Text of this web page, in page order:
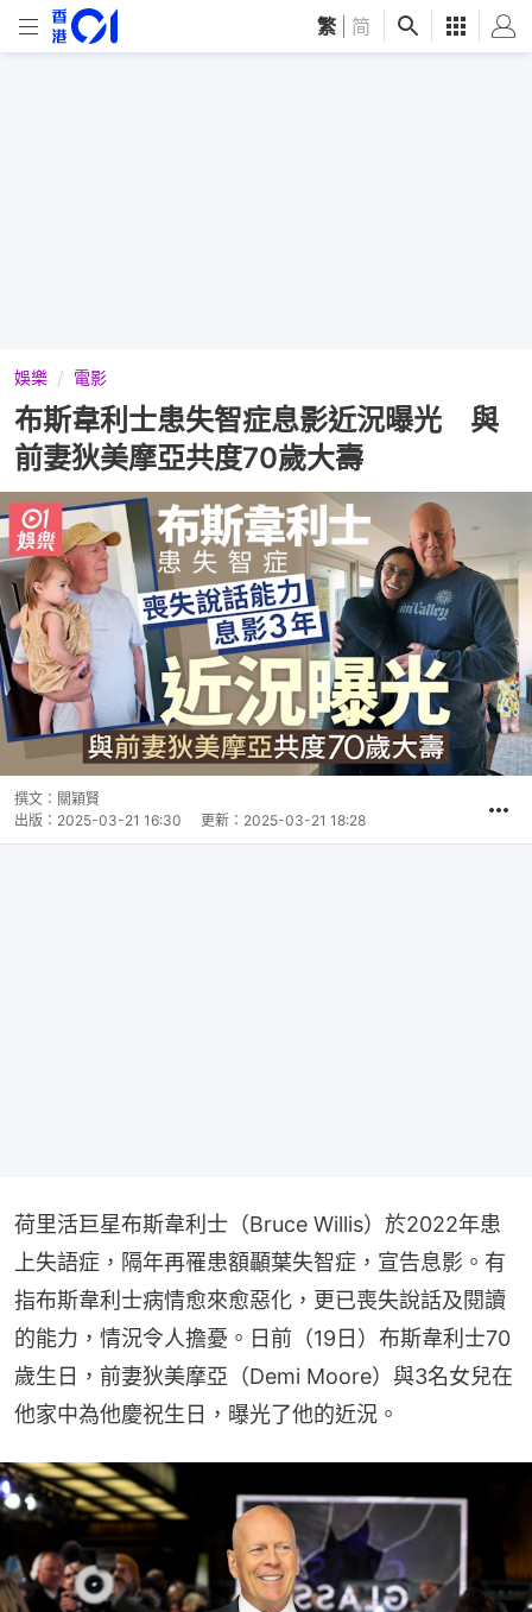
繁 简
娛樂 電影
布斯韋利士患失智症息影近況曝光 與
前妻狄美摩亞共度70歲大壽
撰文： 關穎賢
出版： 2025-03-21 16:30 更新： 2025-03-21 18:28
荷里活巨星布斯韋利士（Bruce Willis）於2022年患
上失語症，隔年再罹患額顳葉失智症，宣告息影。有
指布斯韋利士病情愈來愈惡化，更已喪失說話及閱讀
的能力，情況令人擔憂。日前（19日）布斯韋利士70
歲生日，前妻狄美摩亞（Demi Moore）與3名女兒在
他家中為他慶祝生日，曝光了他的近況。